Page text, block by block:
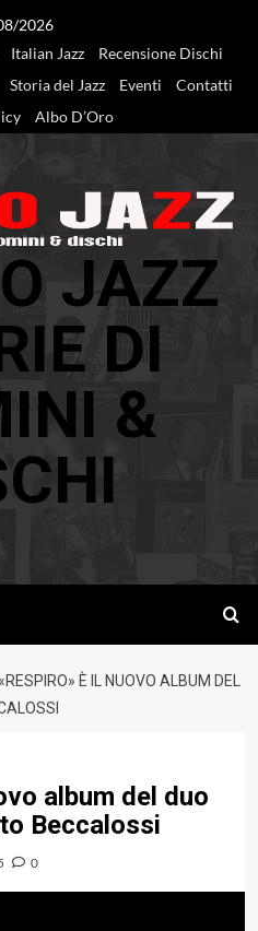
2026
Italian Jazz
Recensione Dischi
Storia del Jazz Eventi
Contatti
Albo D’Oro
JAZZ
DI
&
«RESPIRO» È IL NUOVO ALBUM DEL
album del duo
Beccalossi
0